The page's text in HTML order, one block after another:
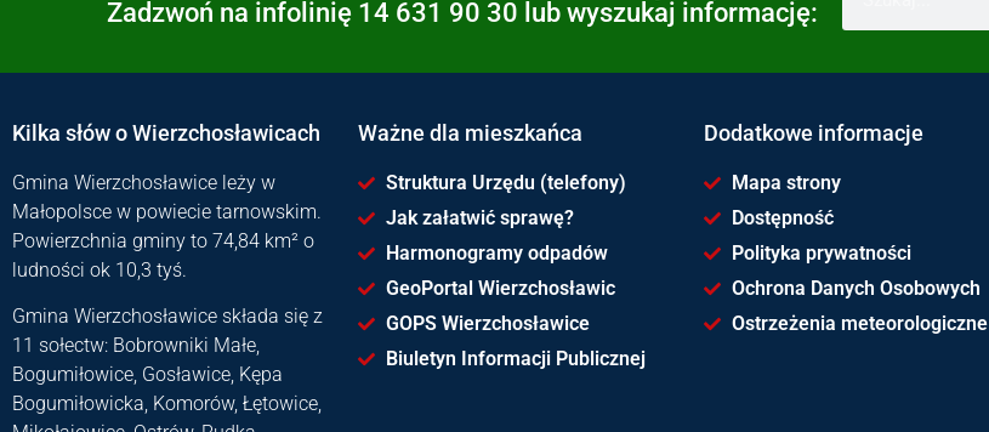
Zadzwoń na infolinię 14 631 90 30 lub wyszukaj informację:
Kilka słów o Wierzchosławicach
Gmina Wierzchosławice leży w
Małopolsce w powiecie tarnowskim.
Powierzchnia gminy to 74,84 km² o
ludności ok 10,3 tyś.
Gmina Wierzchosławice składa się z
11 sołectw: Bobrowniki Małe,
Bogumiłowice, Gosławice, Kępa
Bogumiłowicka, Komorów, Łętowice,
Ważne dla mieszkańca
Struktura Urzędu (telefony)
Jak załatwić sprawę?
Harmonogramy odpadów
GeoPortal Wierzchosławic
GOPS Wierzchosławice
Biuletyn Informacji Publicznej
Dodatkowe informacje
Mapa strony
Dostępność
Polityka prywatności
Ochrona Danych Osobowych
Ostrzeżenia meteorologiczne